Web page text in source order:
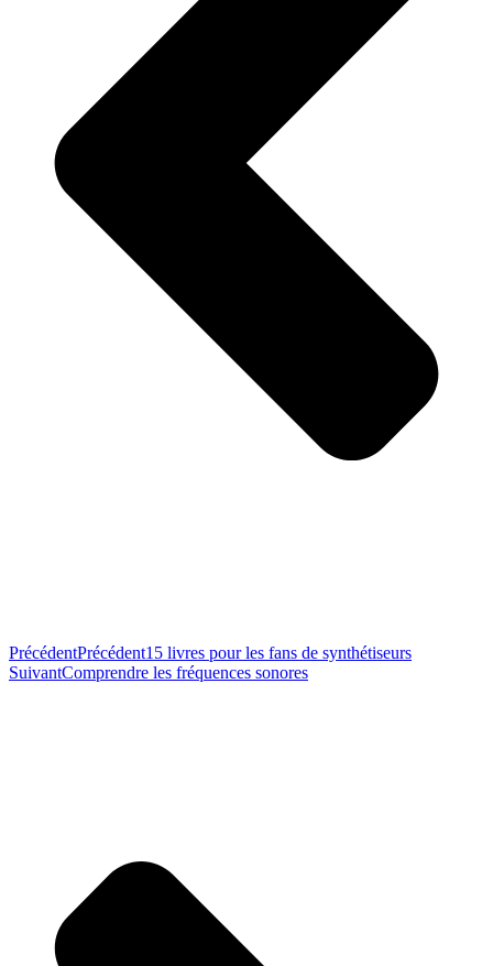
PrécédentPrécédent15 livres pour les fans de synthétiseurs
SuivantComprendre les fréquences sonores